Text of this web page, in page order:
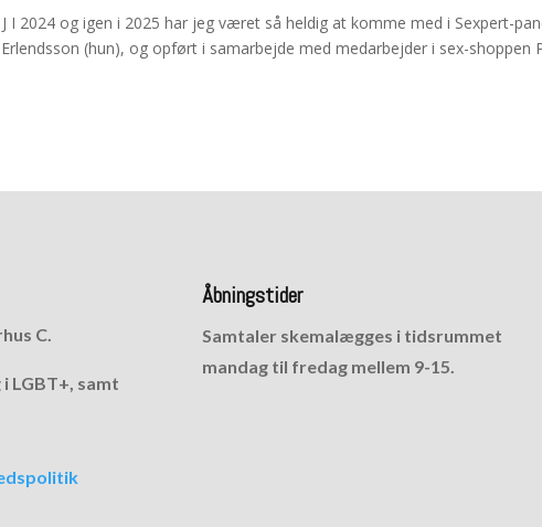
J I 2024 og igen i 2025 har jeg været så heldig at komme med i Sexpert-
(hun), og opført i samarbejde med medarbejder i sex-shoppen
C.
LGBT+, samt
Åbningstider
Samtaler skemalægges i tidsrummet
mandag til fredag mellem 9-15.